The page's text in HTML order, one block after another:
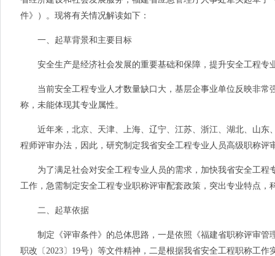
件》）。现将有关情况解读如下：
一、起草背景和主要目标
安全生产是经济社会发展的重要基础和保障，提升安全工程专
当前安全工程专业人才数量缺口大，基层企事业单位反映非常
称，未能体现其专业属性。
近年来，北京、天津、上海、辽宁、江苏、浙江、湖北、山东
程师评审办法，因此，研究制定我省安全工程专业人员高级职称评
为了满足社会对安全工程专业人员的需求，加快我省安全工程
工作，急需制定安全工程专业职称评审配套政策，突出专业特点，
二、起草依据
制定《评审条件》的总体思路，一是依照《福建省职称评审管
职改〔2023〕19号）等文件精神，二是根据我省安全工程职称工